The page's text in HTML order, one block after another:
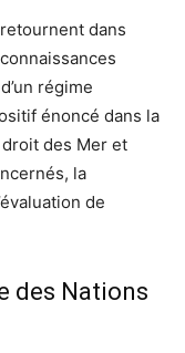
dans
régime
énoncé dans la
des Mer et
la
de
des Nations